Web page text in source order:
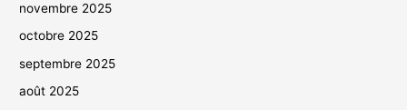
novembre 2025
octobre 2025
septembre 2025
août 2025